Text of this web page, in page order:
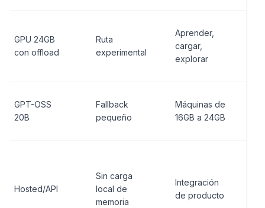
GPU 24GB
con offload
Ruta
experimental
Aprender,
cargar,
explorar
GPT-OSS
20B
Fallback
pequeño
Máquinas de
16GB a 24GB
Hosted/API
Sin carga
local de
memoria
Integración
de producto